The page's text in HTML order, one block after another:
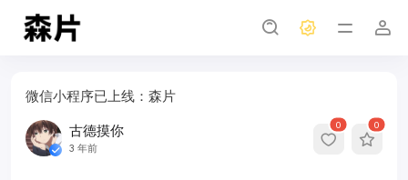
微信小程序已上线：森片
古德摸你
3 年前
0 0